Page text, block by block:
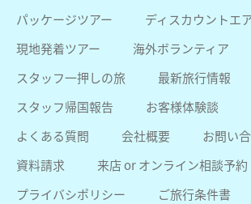
パッケージツアー
ディスカウントエ
現地発着ツアー
海外ボランティア
スタッフ一押しの旅
最新旅行情報
スタッフ帰国報告
お客様体験談
よくある質問
会社概要
お問い
資料請求
来店 or オンライン相談予約
プライバシポリシー
ご旅行条件書